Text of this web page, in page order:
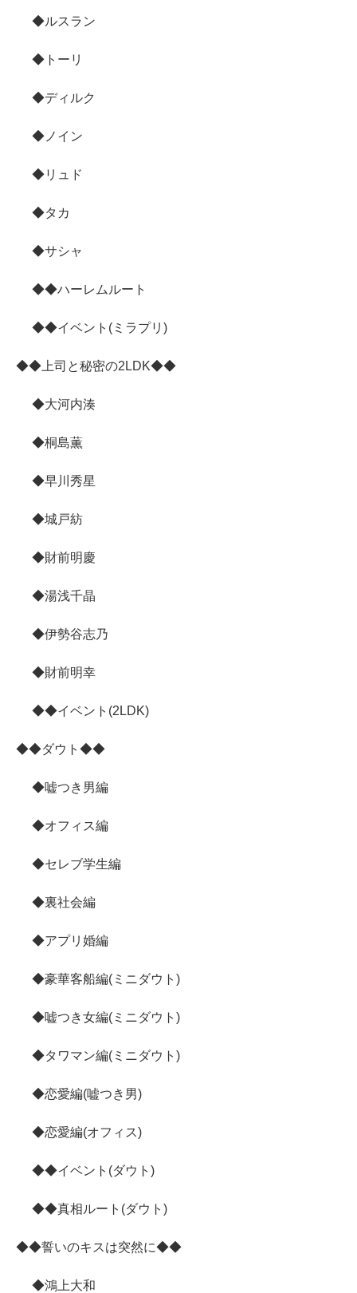
◆ルスラン
◆トーリ
◆ディルク
◆ノイン
◆リュド
◆タカ
◆サシャ
◆◆ハーレムルート
◆◆イベント(ミラプリ)
◆◆上司と秘密の2LDK◆◆
◆大河内湊
◆桐島薫
◆早川秀星
◆城戸紡
◆財前明慶
◆湯浅千晶
◆伊勢谷志乃
◆財前明幸
◆◆イベント(2LDK)
◆◆ダウト◆◆
◆嘘つき男編
◆オフィス編
◆セレブ学生編
◆裏社会編
◆アプリ婚編
◆豪華客船編(ミニダウト)
◆嘘つき女編(ミニダウト)
◆タワマン編(ミニダウト)
◆恋愛編(嘘つき男)
◆恋愛編(オフィス)
◆◆イベント(ダウト)
◆◆真相ルート(ダウト)
◆◆誓いのキスは突然に◆◆
◆鴻上大和